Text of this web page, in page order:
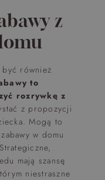
z
być również
to
rozrywkę z
z propozycji
Mogą to
w domu
mają szansę
niestraszne